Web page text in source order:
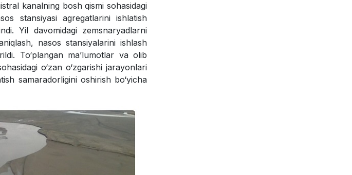
kanalning bosh qismi sohasidagi
stansiyasi agregatlarini ishlatish
Yil davomidagi zemsnaryadlarni
nasos stansiyalarini ishlash
To‘plangan ma’lumotlar va olib
o‘zan o‘zgarishi jarayonlari
samaradorligini oshirish bo‘yicha